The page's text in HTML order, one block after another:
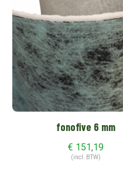
fonofive 6 mm
€ 151,19
(incl. BTW)